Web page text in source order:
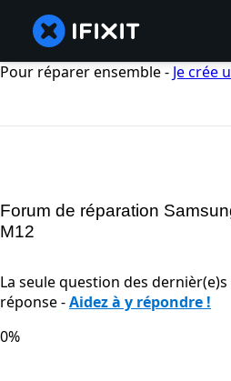
Pour réparer ensemble - Je crée
Forum de réparation
M12
La seule question des
réponse -Aidez à y répondre !
0%